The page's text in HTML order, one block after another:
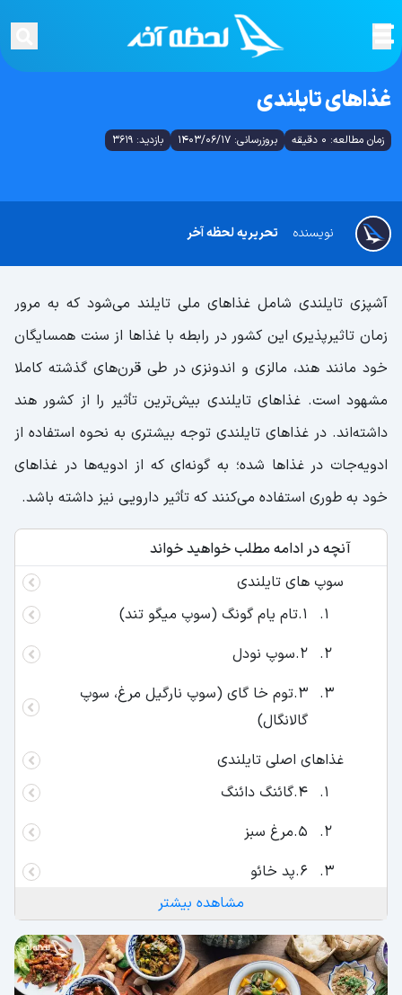
غذاهای تایلندی
زمان مطالعه: 0 دقیقه بروزرسانی: 1403/06/17 بازدید: 3619
تحریریه لحظه آخر نویسنده
آشپزی تایلندی شامل غذاهای ملی تایلند می‌شود که به‌ مرور
زمان تاثیرپذیری این کشور در رابطه با غذاها از سنت همسایگان
خود مانند هند، مالزی و اندونزی در طی قرن‌های گذشته کاملا
مشهود است‌. غذاهای تایلندی بیش‌ترین تأثیر را از کشور هند
داشته‌اند. در غذاهای تایلندی توجه بیشتری به نحوه استفاده از
ادویه‌جات در غذاها شده؛ به گونه‌ای که از ادویه‌ها در غذاهای
خود به طوری استفاده می‌کنند که تأثیر دارویی نیز داشته باشد.
آنچه در ادامه مطلب خواهید خواند
سوپ‌ های تایلندی
1.تام یام گونگ (سوپ میگو تند)
2.سوپ نودل
3.توم خا گای (سوپ نارگیل مرغ، سوپ
گالانگال)
غذاهای اصلی تایلندی
4.گائنگ دائنگ
5.مرغ سبز
6.پد خائو
سالادهای تایلندی
7.سام تام
8.یام نوا
مشاهده بیشتر